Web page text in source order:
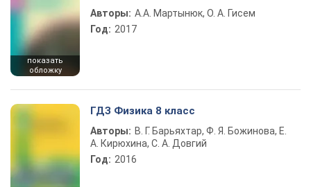
показать
обложку
Авторы: А.А. Мартынюк, О. А. Гисем
Год: 2017
ГДЗ Физика 8 класс
Авторы: В. Г. Барьяхтар, Ф. Я. Божинова, Е.
А. Кирюхина, С. А. Довгий
Год: 2016